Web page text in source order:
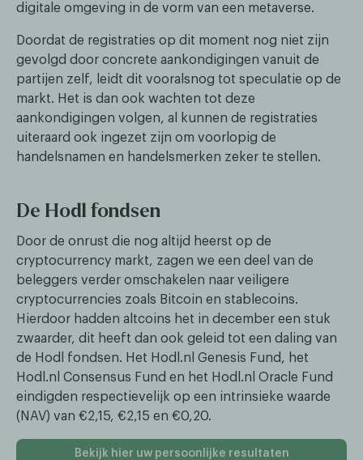
digitale omgeving in de vorm van een metaverse.
Doordat de registraties op dit moment nog niet zijn
gevolgd door concrete aankondigingen vanuit de
partijen zelf, leidt dit vooralsnog tot speculatie op de
markt. Het is dan ook wachten tot deze
aankondigingen volgen, al kunnen de registraties
uiteraard ook ingezet zijn om voorlopig de
handelsnamen en handelsmerken zeker te stellen.
De Hodl fondsen
Door de onrust die nog altijd heerst op de
cryptocurrency markt, zagen we een deel van de
beleggers verder omschakelen naar veiligere
cryptocurrencies zoals Bitcoin en stablecoins.
Hierdoor hadden altcoins het in december een stuk
zwaarder, dit heeft dan ook geleid tot een daling van
de Hodl fondsen. Het Hodl.nl Genesis Fund, het
Hodl.nl Consensus Fund en het Hodl.nl Oracle Fund
eindigden respectievelijk op een intrinsieke waarde
(NAV) van €2,15, €2,15 en €0,20.
Bekijk hier uw persoonlijke resultaten